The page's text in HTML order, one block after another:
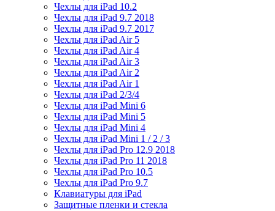
Чехлы для iPad 10.2
Чехлы для iPad 9.7 2018
Чехлы для iPad 9.7 2017
Чехлы для iPad Air 5
Чехлы для iPad Air 4
Чехлы для iPad Air 3
Чехлы для iPad Air 2
Чехлы для iPad Air 1
Чехлы для iPad 2/3/4
Чехлы для iPad Mini 6
Чехлы для iPad Mini 5
Чехлы для iPad Mini 4
Чехлы для iPad Mini 1 / 2 / 3
Чехлы для iPad Pro 12.9 2018
Чехлы для iPad Pro 11 2018
Чехлы для iPad Pro 10.5
Чехлы для iPad Pro 9.7
Клавиатуры для iPad
Защитные пленки и стекла